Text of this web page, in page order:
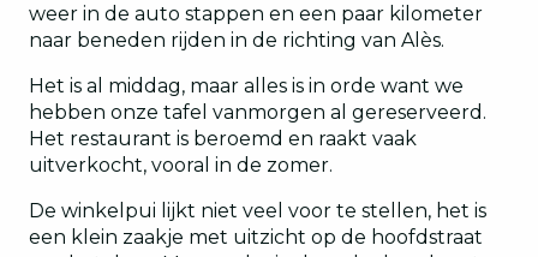
weer in de auto stappen en een paar kilometer
naar beneden rijden in de richting van Alès.
Het is al middag, maar alles is in orde want we
hebben onze tafel vanmorgen al gereserveerd.
Het restaurant is beroemd en raakt vaak
uitverkocht, vooral in de zomer.
De winkelpui lijkt niet veel voor te stellen, het is
een klein zaakje met uitzicht op de hoofdstraat